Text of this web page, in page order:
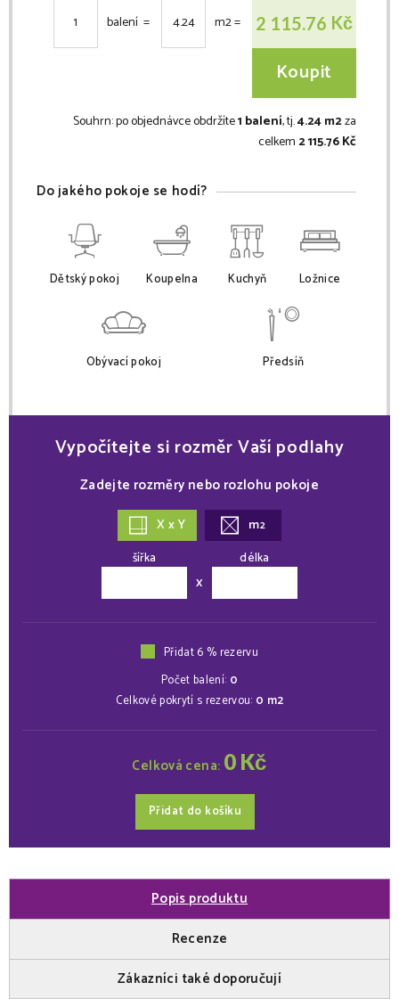
balení = m2= 2 115.76 Kč
Koupit
Souhrn:po objednávce obdržíte1 balení, tj.4.24 m2za
celkem 2 115.76 Kč
Do jakého pokoje se hodí?
Dětský pokoj Koupelna Kuchyň Ložnice
Obývací pokoj Předsíň
Vypočítejte si rozměr Vaší podlahy
Zadejte rozměry nebo rozlohu pokoje
X x Y m2
šířka
x
délka
Přidat 6 % rezervu
Počet balení: 0
Celkové pokrytí s rezervou: 0 m2
Celková cena: 0Kč
Přidat do košíku
Popis produktu
Recenze
Zákazníci také doporučují